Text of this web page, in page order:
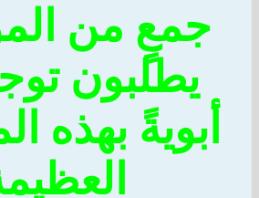
من
يطلبون
بهذه
العظيمة